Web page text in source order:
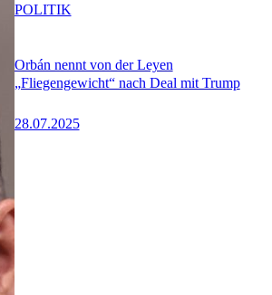
Orbán nennt von der Leyen
„Fliegengewicht“ nach Deal mit Trump
28.07.2025
POLITIK